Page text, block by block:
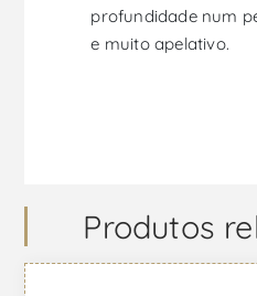
profundidade num
e muito apelativo.
Produtos